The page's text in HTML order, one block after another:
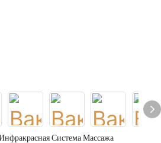
Система Массажа